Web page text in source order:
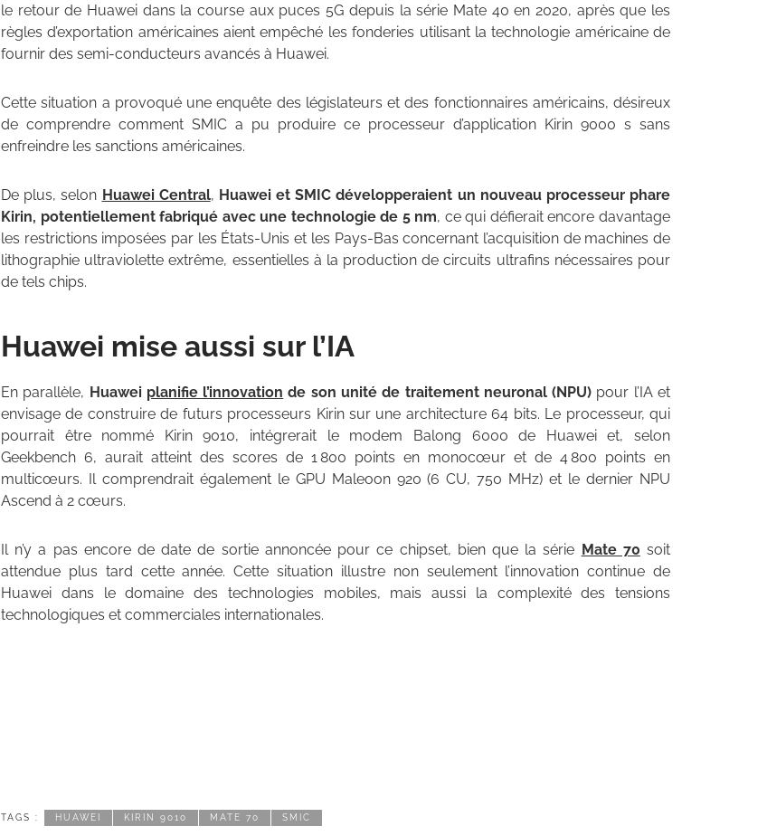
le retour de Huawei dans la course aux puces 5G depuis la série Mate 40 en 2020, après que les
règles d’exportation américaines aient empêché les fonderies utilisant la technologie américaine de
fournir des semi-conducteurs avancés à Huawei.
Cette situation a provoqué une enquête des législateurs et des fonctionnaires américains, désireux
de comprendre comment SMIC a pu produire ce processeur d’application Kirin 9000 s sans
enfreindre les sanctions américaines.
De plus, selon Huawei Central, Huawei et SMIC développeraient un nouveau processeur phare
Kirin, potentiellement fabriqué avec une technologie de 5 nm, ce qui défierait encore davantage
les restrictions imposées par les États-Unis et les Pays-Bas concernant l’acquisition de machines de
lithographie ultraviolette extrême, essentielles à la production de circuits ultrafins nécessaires pour
de tels chips.
Huawei mise aussi sur l’IA
En parallèle, Huawei planifie l’innovation de son unité de traitement neuronal (NPU) pour l’IA et
envisage de construire de futurs processeurs Kirin sur une architecture 64 bits. Le processeur, qui
pourrait être nommé Kirin 9010, intégrerait le modem Balong 6000 de Huawei et, selon
Geekbench 6, aurait atteint des scores de 1 800 points en monocœur et de 4 800 points en
multicœurs. Il comprendrait également le GPU Maleoon 920 (6 CU, 750 MHz) et le dernier NPU
Ascend à 2 cœurs.
Il n’y a pas encore de date de sortie annoncée pour ce chipset, bien que la série Mate 70 soit
attendue plus tard cette année. Cette situation illustre non seulement l’innovation continue de
Huawei dans le domaine des technologies mobiles, mais aussi la complexité des tensions
technologiques et commerciales internationales.
TAGS : HUAWEI KIRIN 9010 MATE 70 SMIC